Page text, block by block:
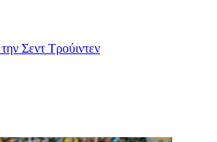
Σεντ Τρούιντεν